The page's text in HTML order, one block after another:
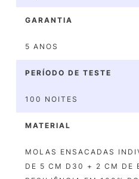
GARANTIA
5 ANOS
PERÍODO DE TESTE
100 NOITES
MATERIAL
MOLAS ENSACADAS
DE 5 CM D30 + 2 CM DE